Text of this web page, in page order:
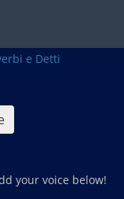
e Detti
your voice below!